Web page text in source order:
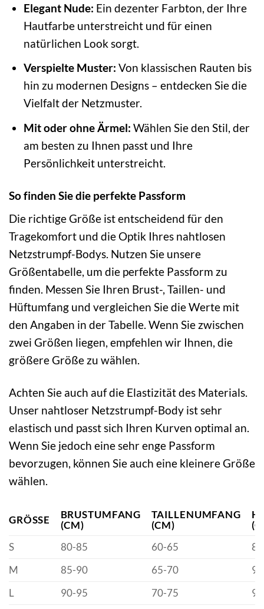
Elegant Nude: Ein dezenter Farbton, der Ihre
Hautfarbe unterstreicht und für einen
natürlichen Look sorgt.
Verspielte Muster: Von klassischen Rauten bis
hin zu modernen Designs – entdecken Sie die
Vielfalt der Netzmuster.
Mit oder ohne Ärmel: Wählen Sie den Stil, der
am besten zu Ihnen passt und Ihre
Persönlichkeit unterstreicht.
So finden Sie die perfekte Passform
Die richtige Größe ist entscheidend für den
Tragekomfort und die Optik Ihres nahtlosen
Netzstrumpf-Bodys. Nutzen Sie unsere
Größentabelle, um die perfekte Passform zu
finden. Messen Sie Ihren Brust-, Taillen- und
Hüftumfang und vergleichen Sie die Werte mit
den Angaben in der Tabelle. Wenn Sie zwischen
zwei Größen liegen, empfehlen wir Ihnen, die
größere Größe zu wählen.
Achten Sie auch auf die Elastizität des Materials.
Unser nahtloser Netzstrumpf-Body ist sehr
elastisch und passt sich Ihren Kurven optimal an.
Wenn Sie jedoch eine sehr enge Passform
bevorzugen, können Sie auch eine kleinere Größe
wählen.
GRÖSSE
BRUSTUMFANG
(CM)
TAILLENUMFANG
(CM)
S
80-85 60-65
M
85-90 65-70
L
90-95 70-75